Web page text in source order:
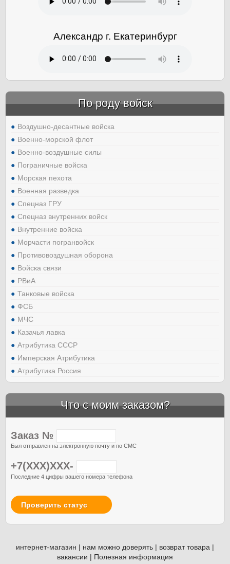
Александр г. Екатеринбург
По роду войск
Воздушно-десантные войска
Военно-морской флот
Военно-воздушные силы
Пограничные войска
Морская пехота
Военная разведка
Спецназ ГРУ
Спецназ внутренних войск
Внутренние войска
Морчасти погранвойск
Противовоздушная оборона
Войска связи
РВиА
Танковые войска
ФСБ
МЧС
Казачья лавка
Атрибутика СССР
Имперская Атрибутика
Атрибутика Россия
Что с моим заказом?
Заказ №
Был отправлен на электронную почту и по СМС
+7(XXX)XXX-
Последние 4 цифры вашего номера телефона
Проверить статус
интернет-магазин | нам можно доверять | возврат товара |
вакансии | Полезная информация